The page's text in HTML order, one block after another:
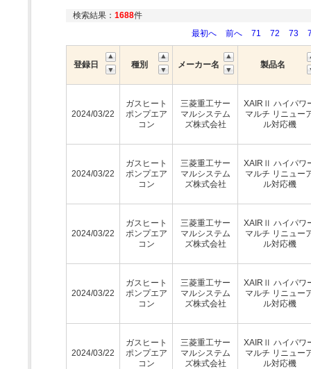
検索結果： 1688件
最初へ
前へ 71 72 73
登録日 種別 メーカー名 製品名
2024/03/22
ガスヒート
ポンプエア
コン
三菱重工サー
マルシステム
ズ株式会社
XAIRⅡ ハイパワ
マルチ リニュー
ル対応機
2024/03/22
ガスヒート
ポンプエア
コン
三菱重工サー
マルシステム
ズ株式会社
XAIRⅡ ハイパワ
マルチ リニュー
ル対応機
2024/03/22
ガスヒート
ポンプエア
コン
三菱重工サー
マルシステム
ズ株式会社
XAIRⅡ ハイパワ
マルチ リニュー
ル対応機
2024/03/22
ガスヒート
ポンプエア
コン
三菱重工サー
マルシステム
ズ株式会社
XAIRⅡ ハイパワ
マルチ リニュー
ル対応機
2024/03/22
ガスヒート
ポンプエア
コン
三菱重工サー
マルシステム
ズ株式会社
XAIRⅡ ハイパワ
マルチ リニュー
ル対応機